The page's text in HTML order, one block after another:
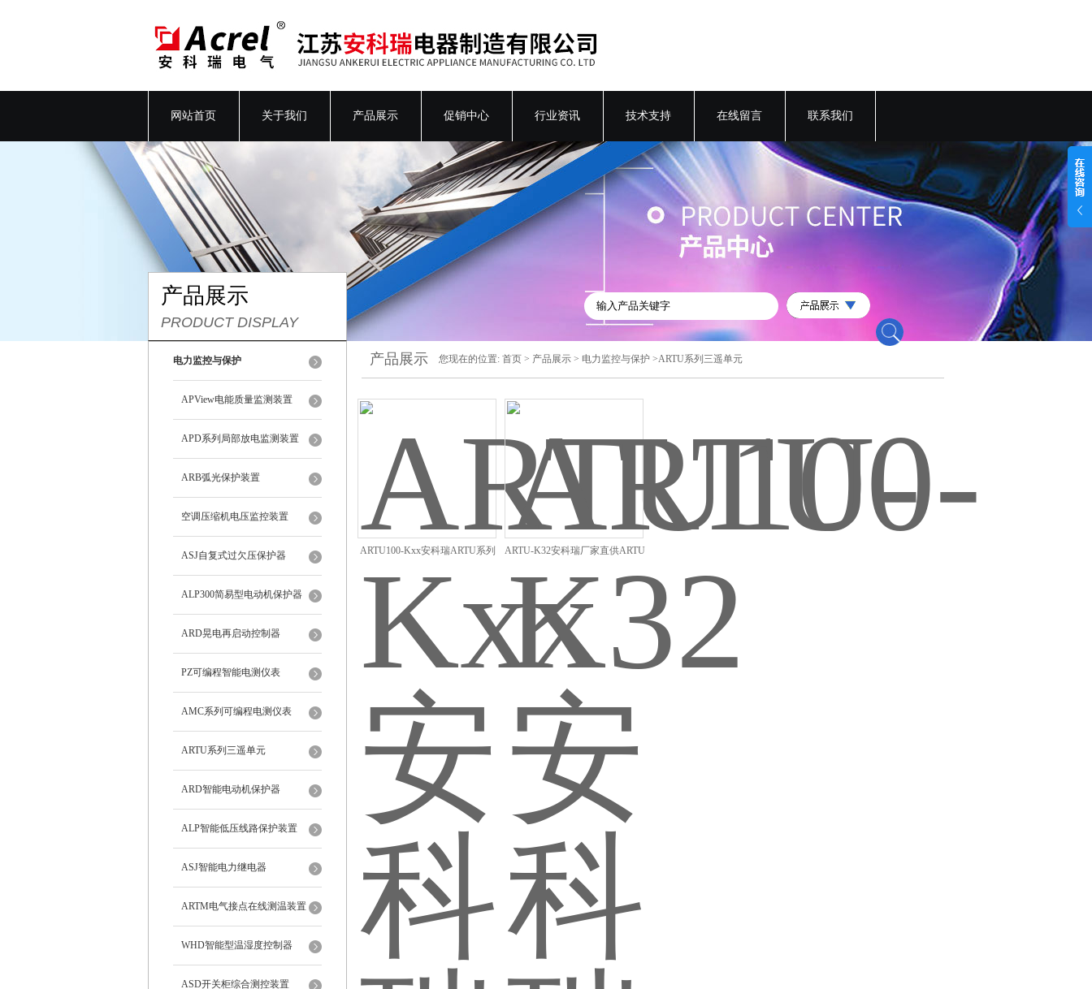
网站首页 关于我们 产品展示 促销中心 行业资讯 技术支持 在线留言 联系我们
产品展示
PRODUCT DISPLAY
电力监控与保护
APView电能质量监测装置
APD系列局部放电监测装置
ARB弧光保护装置
空调压缩机电压监控装置
ASJ自复式过欠压保护器
ALP300简易型电动机保护器
ARD晃电再启动控制器
PZ可编程智能电测仪表
AMC系列可编程电测仪表
ARTU系列三遥单元
ARD智能电动机保护器
ALP智能低压线路保护装置
ASJ智能电力继电器
ARTM电气接点在线测温装置
WHD智能型温湿度控制器
ASD开关柜综合测控装置
产品展示 您现在的位置: 首页 > 产品展示 > 电力监控与保护 >ARTU系列三遥单元
ARTU100-Kxx安科瑞ARTU系列
远程终端单元
ARTU-K32安科瑞厂家直供ARTU
系列四遥单元